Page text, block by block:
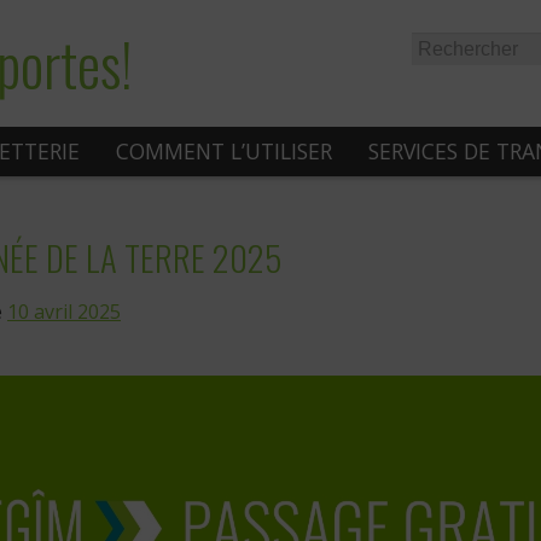
COMMENT L’UTILISER SERVICES DE
DE LA TERRE 2025
10 avril 2025